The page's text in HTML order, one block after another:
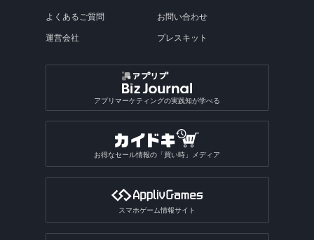
料理・食べ物系ゲームアプリ
格闘技・武道ゲームアプリ
卓球ゲームアプリ
バドミントンゲームアプリ
バレーゲームアプリ
ビリヤードゲームアプリ
運試しゲームアプリ
チンチロリンアプリ
テトリス系ゲームアプリ
ぷよぷよ系ゲームアプリ
2048系ゲームアプリ
パズルボブル系ゲームアプリ
モンスト系ゲームアプリ
不思議のダンジョン系アプリ
3Dサンドボックスアプリ
クラロワ系対戦ゲームアプリ
キャラクターメモアプリ
VRアプリ
SPI対策アプリ
就活アプリ
バイト探しアプリ
インターンアプリ
人材派遣求人情報アプリ
SNS一括投稿アプリ
匿名SNSアプリ
アバターSNSアプリ
テキスト読み上げアプリ
駅構内案内アプリ
道路交通情報アプリ
翻訳アプリ
魚図鑑アプリ
昆虫図鑑アプリ
楽器演奏アプリ
作曲アプリ
音楽SNSアプリ
ラジオ録音アプリ
読書記録・本棚管理アプリ
推し活アプリ総合
占いアプリ総合
星座占いアプリ
四柱推命アプリ
動物占いアプリ
おもしろい診断アプリ
おもしろい診断アプリ総合
性格診断アプリ
ギャンブルアプリ総合
パチンコ・パチスロアプリ
宝くじアプリ
公営ギャンブルアプリ
芸術・文化アプリ
芸術鑑賞アプリ
サブカルチャーアプリ
VTuberアプリ
テレビアプリ
テレビアプリ総合
TV番組表アプリ
オタクアプリ総合
動画撮影アプリ
写真修正アプリ
写真合成アプリ
おもしろ加工アプリ
盛れるビデオカメラアプリ
動画ファイル形式変換アプリ
動画モザイクアプリ
動画分割アプリ
動画に文字を入れるアプリ
写真を動画にするアプリ
Exif情報編集アプリ
同じ写真を探すアプリ
動画スロー再生・早送りアプリ
壁紙のダウンロードアプリ
よくあるご質問
運営会社
お問い合わせ
プレスキット
アプリマーケティングの実践知が学べる
お得なセール情報の「買い時」メディア
スマホゲーム情報サイト